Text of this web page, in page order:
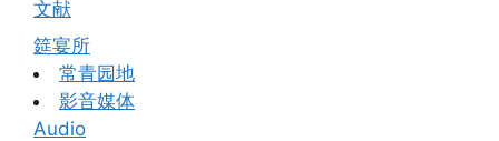
文献
筵宴所
常青园地
影音媒体
Audio